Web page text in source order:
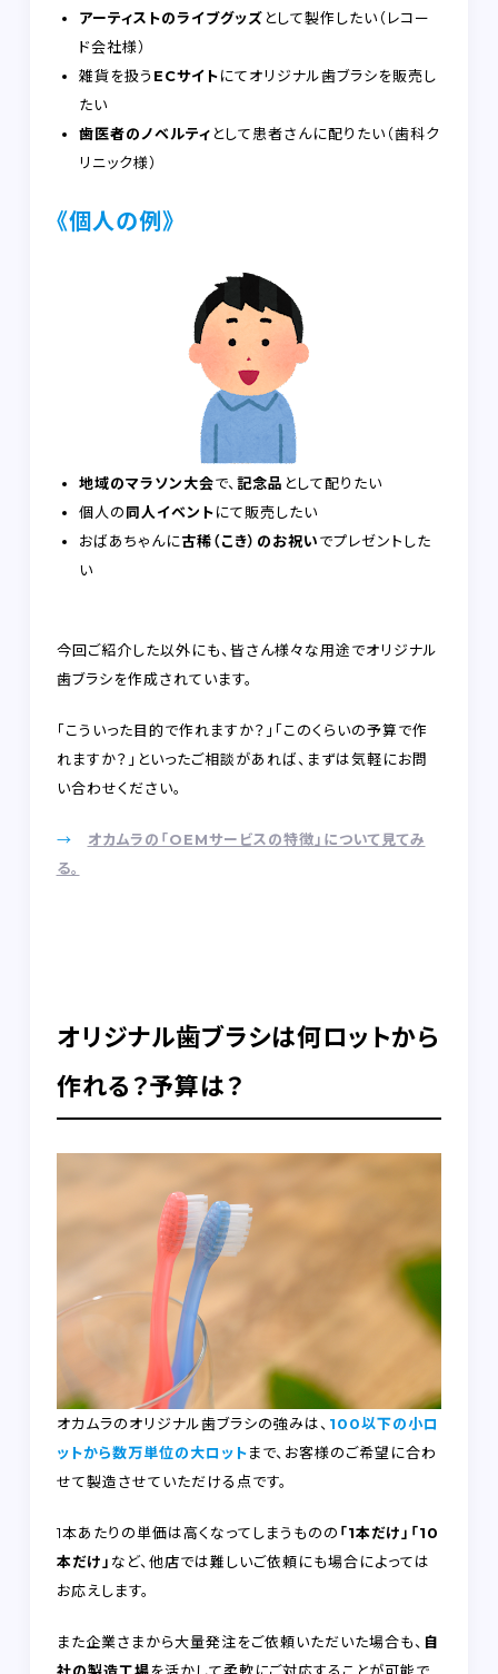
アーティストのライブグッズ として製作したい（レコー
ド会社様）
雑貨を扱う ECサイトにてオリジナル歯ブラシを販売し
たい
歯医者のノベルティ として患者さんに配りたい（歯科ク
リニック様）
《個人の例》
地域のマラソン大会で、記念品 として配りたい
個人の同人イベントにて販売したい
おばあちゃんに古稀（こき）のお祝いでプレゼントした
い
今回ご紹介した以外にも、皆さん様々な用途でオリジナル
歯ブラシを作成されています。
「こういった目的で作れますか？」「このくらいの予算で作
れますか？」といったご相談があれば、まずは気軽にお問
い合わせください。
→ オカムラの「OEMサービスの特徴」について見てみ
る。
オリジナル歯ブラシは何ロットから
作れる？予算は？
オカムラのオリジナル歯ブラシの強みは、 100以下の小ロ
ットから数万単位の大ロットまで、お客様のご希望に合わ
せて製造させていただける点です。
1本あたりの単価は高くなってしまうものの 「1本だけ」「10
本だけ」 など、他店では難しいご依頼にも場合によっては
お応えします。
また企業さまから大量発注をご依頼いただいた場合も、 自